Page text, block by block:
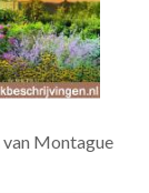
Montague